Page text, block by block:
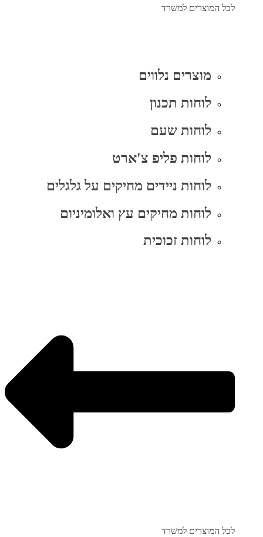
לכל המוצרים למשרד
מוצרים נלווים
לוחות תכנון
לוחות שעם
לוחות פליפ צ'ארט
לוחות ניידים מחיקים על גלגלים
לוחות מחיקים עץ ואלומיניום
לוחות זכוכית
לכל המוצרים למשרד